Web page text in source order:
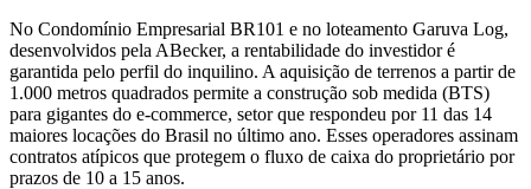
No Condomínio Empresarial BR101 e no loteamento Garuva Log,
desenvolvidos pela ABecker, a rentabilidade do investidor é
garantida pelo perfil do inquilino. A aquisição de terrenos a partir de
1.000 metros quadrados permite a construção sob medida (BTS)
para gigantes do e-commerce, setor que respondeu por 11 das 14
maiores locações do Brasil no último ano. Esses operadores assinam
contratos atípicos que protegem o fluxo de caixa do proprietário por
prazos de 10 a 15 anos.